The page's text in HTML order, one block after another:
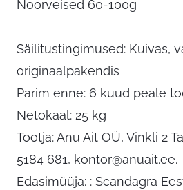
Noorveised 60-100g
Säilitustingimused: Kuivas,
originaalpakendis
Parim enne: 6 kuud peale
Netokaal: 25 kg
Tootja: Anu Ait OÜ, Vinkli 2
5184 681, kontor@anuait.ee.
Edasimüüja: : Scandagra